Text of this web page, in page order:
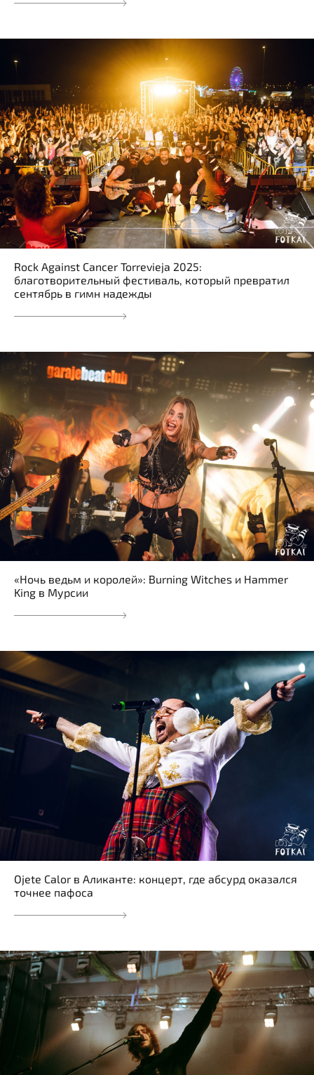
Rock Against Cancer Torrevieja 2025:
благотворительный фестиваль, который превратил
сентябрь в гимн надежды
«Ночь ведьм и королей»: Burning Witches и Hammer
King в Мурсии
Ojete Calor в Аликанте: концерт, где абсурд оказался
точнее пафоса